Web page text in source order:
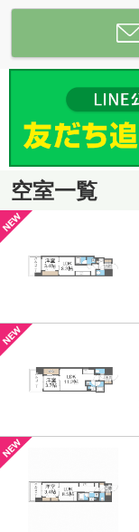
空室一覧